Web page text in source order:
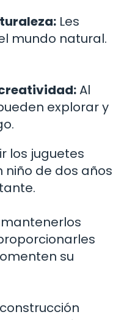
Les
mundo natural.
Al
explorar y
los juguetes
de dos años
su